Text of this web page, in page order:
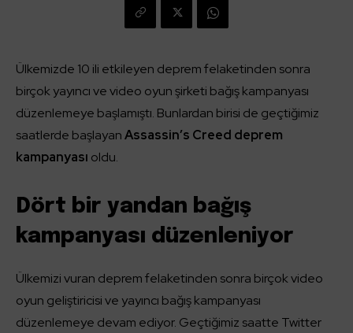
Ülkemizde 10 ili etkileyen deprem felaketinden sonra
birçok yayıncı ve video oyun şirketi bağış kampanyası
düzenlemeye başlamıştı. Bunlardan birisi de geçtiğimiz
saatlerde başlayanAssassin’s Creed deprem
kampanyası oldu.
Dört bir yandan bağış
kampanyası düzenleniyor
Ülkemizi vuran deprem felaketinden sonra birçok video
oyun geliştiricisi ve yayıncı bağış kampanyası
düzenlemeye devam ediyor. Geçtiğimiz saatte Twitter